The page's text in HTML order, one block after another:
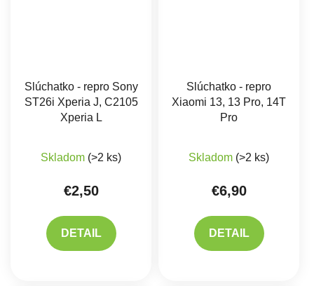
Slúchatko - repro Sony
ST26i Xperia J, C2105
Xperia L
Skladom (>2 ks)
€2,50
DETAIL
Slúchatko - repro
Xiaomi 13, 13 Pro, 14T
Pro
Skladom (>2 ks)
€6,90
DETAIL